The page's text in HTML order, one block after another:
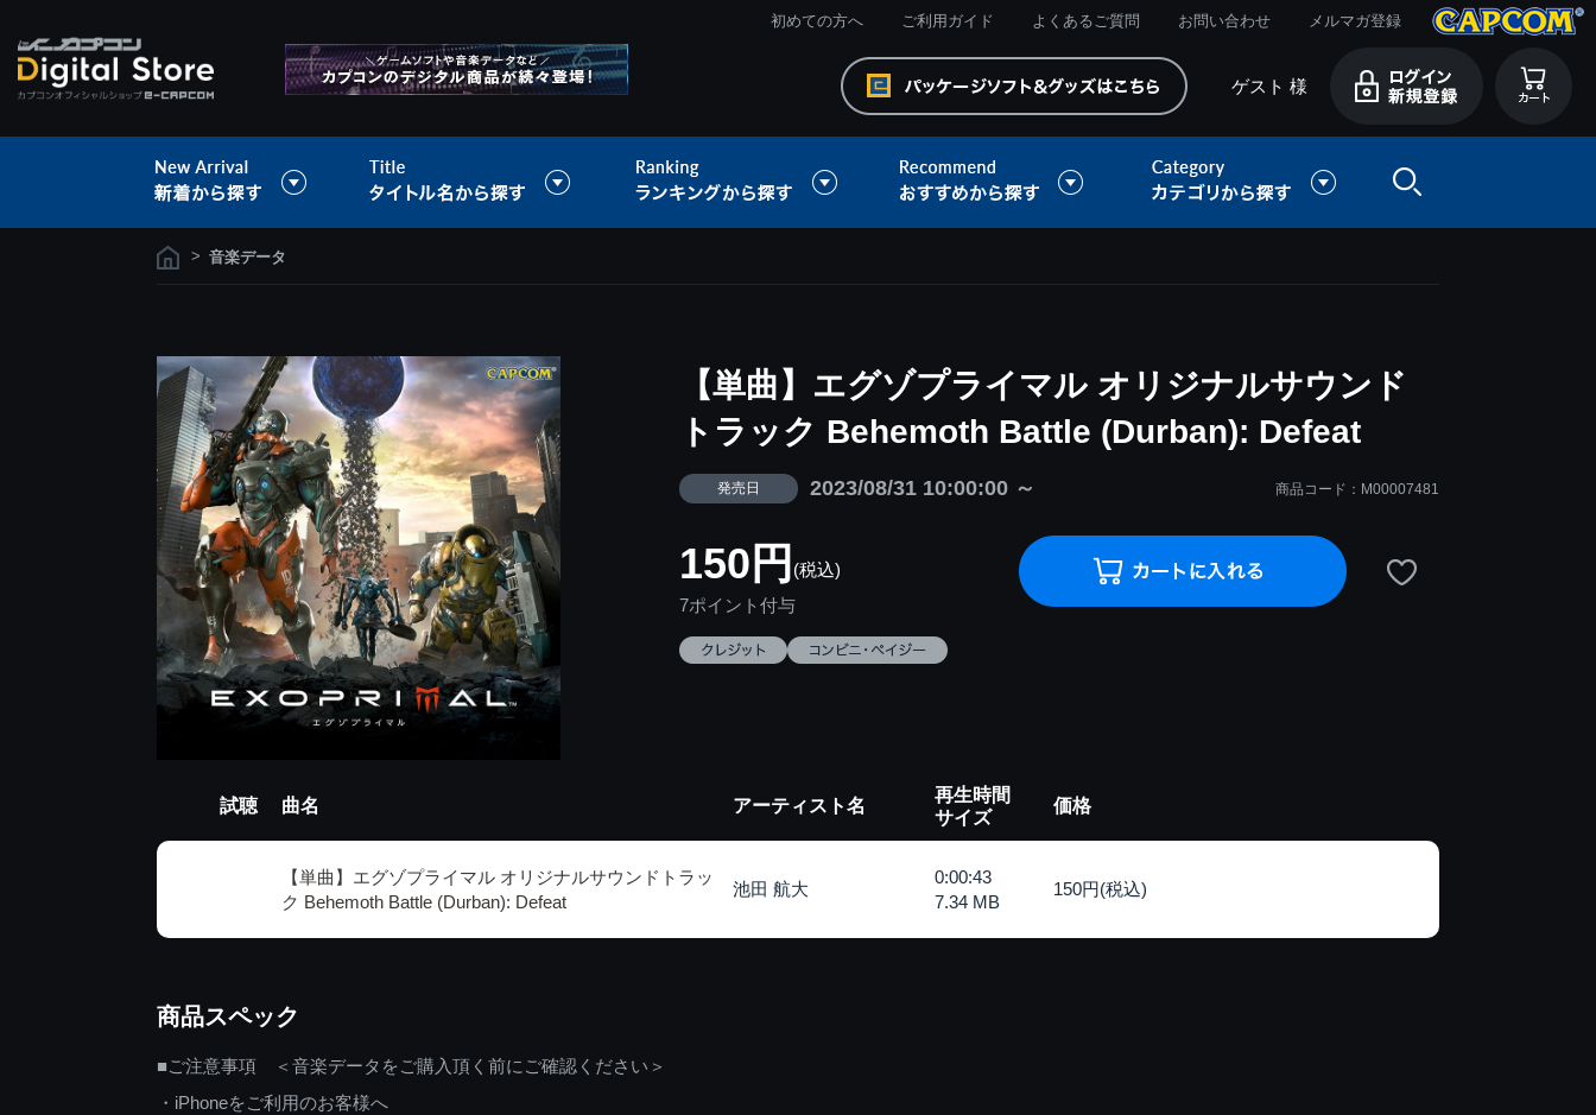
初めての方へ ご利用ガイド よくあるご質問 お問い合わせ メルマガ登録
ゲスト 様
> 音楽データ
【単曲】エグゾプライマル オリジナルサウンド
トラック Behemoth Battle (Durban): Defeat
発売日 2023/08/31 10:00:00 ～ 商品コード：M00007481
150円 (税込)
7ポイント付与
試聴 曲名 アーティスト名
再生時間
サイズ
価格
【単曲】エグゾプライマル オリジナルサウンドトラッ
ク Behemoth Battle (Durban): Defeat
池田 航大
0:00:43
7.34 MB
150円(税込)
商品スペック
■ご注意事項 ＜音楽データをご購入頂く前にご確認ください＞
・iPhoneをご利用のお客様へ